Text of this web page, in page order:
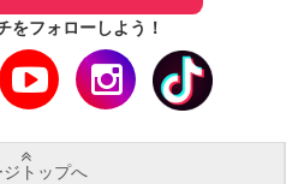
をフォローしよう！
トップへ